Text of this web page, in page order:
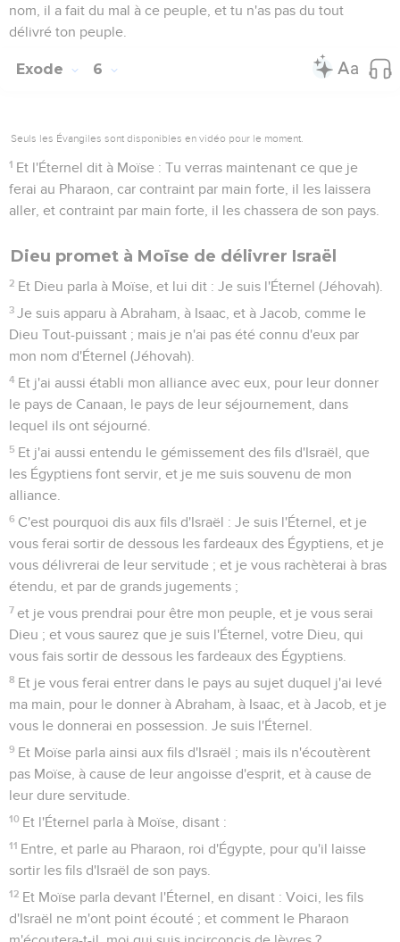
nom, il a fait du mal à ce peuple, et tu n'as pas du tout
délivré ton peuple.
Exode 6
Seuls les Évangiles sont disponibles en vidéo pour le moment.
1 Et l'Éternel dit à Moïse : Tu verras maintenant ce que je
ferai au Pharaon, car contraint par main forte, il les laissera
aller, et contraint par main forte, il les chassera de son pays.
Dieu promet à Moïse de délivrer Israël
2 Et Dieu parla à Moïse, et lui dit : Je suis l'Éternel (Jéhovah).
3 Je suis apparu à Abraham, à Isaac, et à Jacob, comme le
Dieu Tout-puissant ; mais je n'ai pas été connu d'eux par
mon nom d'Éternel (Jéhovah).
4 Et j'ai aussi établi mon alliance avec eux, pour leur donner
le pays de Canaan, le pays de leur séjournement, dans
lequel ils ont séjourné.
5 Et j'ai aussi entendu le gémissement des fils d'Israël, que
les Égyptiens font servir, et je me suis souvenu de mon
alliance.
6 C'est pourquoi dis aux fils d'Israël : Je suis l'Éternel, et je
vous ferai sortir de dessous les fardeaux des Égyptiens, et je
vous délivrerai de leur servitude ; et je vous rachèterai à bras
étendu, et par de grands jugements ;
7 et je vous prendrai pour être mon peuple, et je vous serai
Dieu ; et vous saurez que je suis l'Éternel, votre Dieu, qui
vous fais sortir de dessous les fardeaux des Égyptiens.
8 Et je vous ferai entrer dans le pays au sujet duquel j'ai levé
ma main, pour le donner à Abraham, à Isaac, et à Jacob, et je
vous le donnerai en possession. Je suis l'Éternel.
9 Et Moïse parla ainsi aux fils d'Israël ; mais ils n'écoutèrent
pas Moïse, à cause de leur angoisse d'esprit, et à cause de
leur dure servitude.
10 Et l'Éternel parla à Moïse, disant :
11 Entre, et parle au Pharaon, roi d'Égypte, pour qu'il laisse
sortir les fils d'Israël de son pays.
12 Et Moïse parla devant l'Éternel, en disant : Voici, les fils
d'Israël ne m'ont point écouté ; et comment le Pharaon